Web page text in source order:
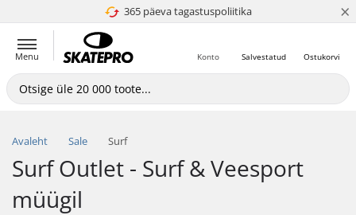
365 päeva tagastuspoliitika
4.8 paljaks 5 ×
Menu Ostukorvi
Salvestatud
Konto
Avaleht Sale Surf
Surf Outlet - Surf & Veesport
müügil